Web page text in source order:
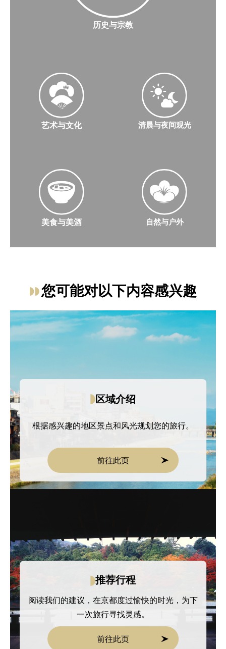
历史与宗教
艺术与文化 清晨与夜间观光
美食与美酒 自然与户外
您可能对以下内容感兴趣
区域介绍
根据感兴趣的地区景点和风光规划您的旅行。
前往此页
推荐行程
阅读我们的建议，在京都度过愉快的时光，为下
一次旅行寻找灵感。
前往此页